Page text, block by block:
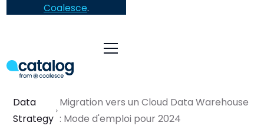
Coalesce.
Data
Strategy
Migration vers un Cloud Data Warehouse
: Mode d'emploi pour 2024